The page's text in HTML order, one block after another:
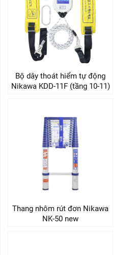
Bộ dây thoát hiểm tự động
Nikawa KDD-11F (tầng 10-11)
Thang nhôm rút đơn Nikawa
NK-50 new